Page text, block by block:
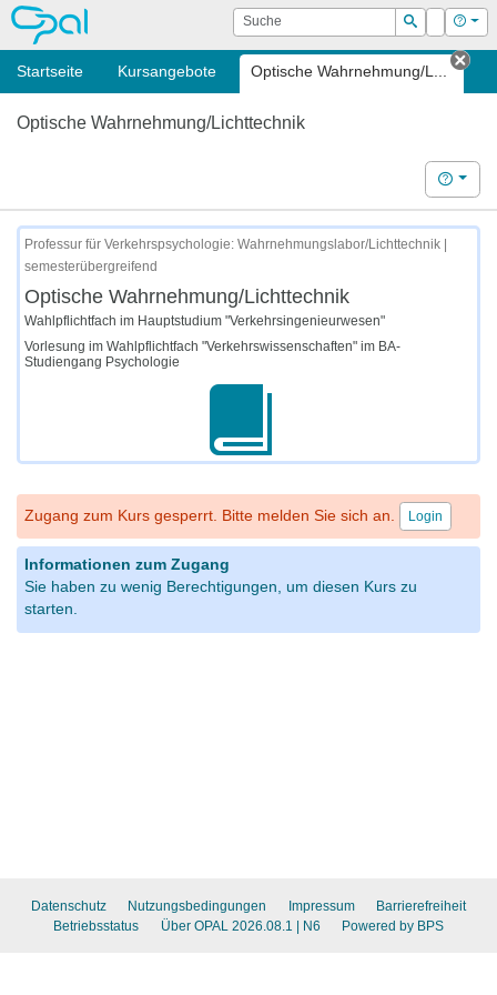
OPAL Suche
Suchen
Login Hilfe
Startseite Kursangebote Optische Wahrnehmung/L...
Optische Wahrnehmung/Lichttechnik
Hilfe
Professur für Verkehrspsychologie: Wahrnehmungslabor/Lichttechnik |
semesterübergreifend
Optische Wahrnehmung/Lichttechnik
Wahlpflichtfach im Hauptstudium "Verkehrsingenieurwesen"
Vorlesung im Wahlpflichtfach "Verkehrswissenschaften" im BA-
Studiengang Psychologie
Zugang zum Kurs gesperrt. Bitte melden Sie sich an. Login
Informationen zum Zugang
Sie haben zu wenig Berechtigungen, um diesen Kurs zu
starten.
Datenschutz Nutzungsbedingungen Impressum
Barrierefreiheit
Betriebsstatus
Über OPAL 2026.08.1 | N6 Powered by BPS